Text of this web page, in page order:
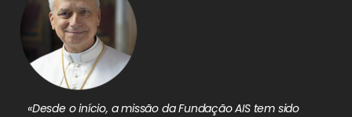
«Desde o início, a missão da Fundação AIS tem sido